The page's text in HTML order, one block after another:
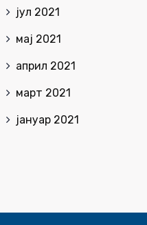
јул 2021
мај 2021
април 2021
март 2021
јануар 2021